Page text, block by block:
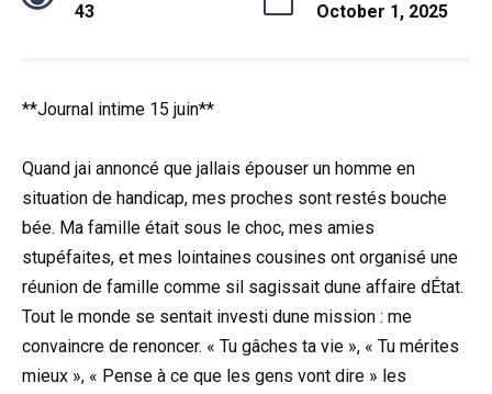
43 October 1, 2025
**Journal intime 15 juin**
Quand jai annoncé que jallais épouser un homme en
situation de handicap, mes proches sont restés bouche
bée. Ma famille était sous le choc, mes amies
stupéfaites, et mes lointaines cousines ont organisé une
réunion de famille comme sil sagissait dune affaire dÉtat.
Tout le monde se sentait investi dune mission : me
convaincre de renoncer. « Tu gâches ta vie », « Tu mérites
mieux », « Pense à ce que les gens vont dire » les